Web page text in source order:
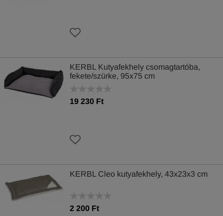
KERBL Kutyafekhely csomagtartóba,
fekete/szürke, 95x75 cm
19 230 Ft
KERBL Cleo kutyafekhely, 43x23x3 cm
2 200 Ft